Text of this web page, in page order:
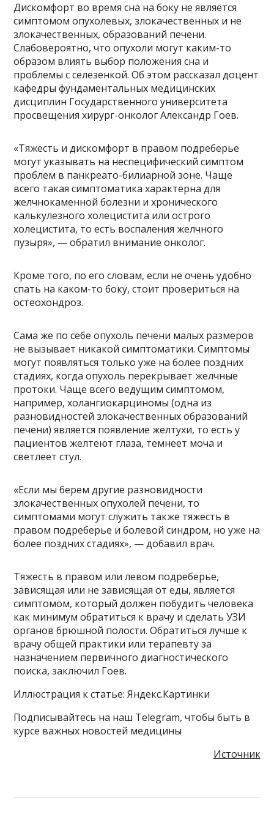
Дискомфорт во время сна на боку не является
симптомом опухолевых, злокачественных и не
злокачественных, образований печени.
Слабовероятно, что опухоли могут каким-то
образом влиять выбор положения сна и
проблемы с селезенкой. Об этом рассказал доцент
кафедры фундаментальных медицинских
дисциплин Государственного университета
просвещения хирург-онколог Александр Гоев.
«Тяжесть и дискомфорт в правом подреберье
могут указывать на неспецифический симптом
проблем в панкреато-билиарной зоне. Чаще
всего такая симптоматика характерна для
желчнокаменной болезни и хронического
калькулезного холецистита или острого
холецистита, то есть воспаления желчного
пузыря», — обратил внимание онколог.
Кроме того, по его словам, если не очень удобно
спать на каком-то боку, стоит провериться на
остеохондроз.
Сама же по себе опухоль печени малых размеров
не вызывает никакой симптоматики. Симптомы
могут появляться только уже на более поздних
стадиях, когда опухоль перекрывает желчные
протоки. Чаще всего ведущим симптомом,
например, холангиокарциномы (одна из
разновидностей злокачественных образований
печени) является появление желтухи, то есть у
пациентов желтеют глаза, темнеет моча и
светлеет стул.
«Если мы берем другие разновидности
злокачественных опухолей печени, то
симптомами могут служить также тяжесть в
правом подреберье и болевой синдром, но уже на
более поздних стадиях», — добавил врач.
Тяжесть в правом или левом подреберье,
зависящая или не зависящая от еды, является
симптомом, который должен побудить человека
как минимум обратиться к врачу и сделать УЗИ
органов брюшной полости. Обратиться лучше к
врачу общей практики или терапевту за
назначением первичного диагностического
поиска, заключил Гоев.
Иллюстрация к статье: Яндекс.Картинки
Подписывайтесь на наш Telegram, чтобы быть в
курсе важных новостей медицины
Источник